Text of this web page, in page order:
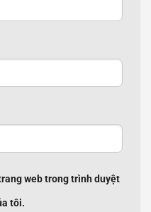
web trong trình duyệt
tôi.